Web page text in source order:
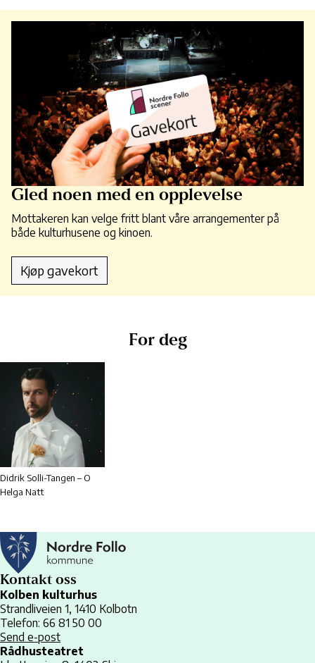
Gled noen med en opplevelse
Mottakeren kan velge fritt blant våre arrangementer på
både kulturhusene og kinoen.
Kjøp gavekort
For deg
Didrik Solli-Tangen – O
Helga Natt
Kontakt oss
Kolben kulturhus
Strandliveien 1, 1410 Kolbotn
Telefon: 66 81 50 00
Send e-post
Rådhusteatret